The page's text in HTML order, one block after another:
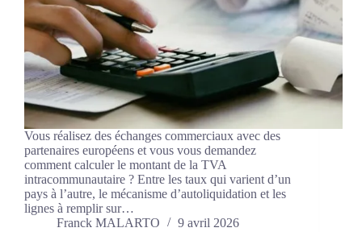
Vous réalisez des échanges commerciaux avec des
partenaires européens et vous vous demandez
comment calculer le montant de la TVA
intracommunautaire ? Entre les taux qui varient d’un
pays à l’autre, le mécanisme d’autoliquidation et les
lignes à remplir sur…
Franck MALARTO
9 avril 2026